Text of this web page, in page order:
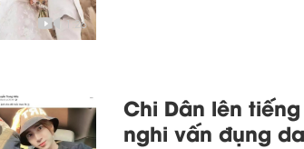
1:26
Chi Dân lên
nghi vấn đụng